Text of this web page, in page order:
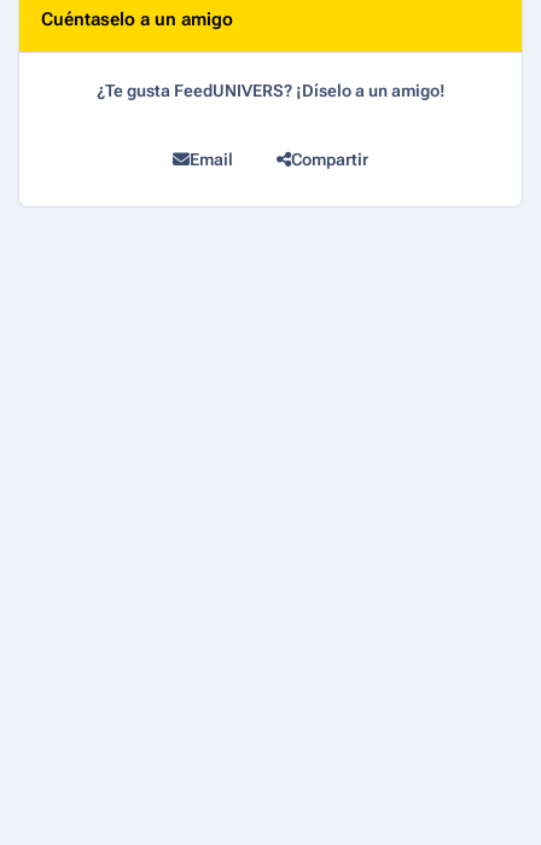
Cuéntaselo a un amigo
¿Te gusta FeedUNIVERS? ¡Díselo a un amigo!
Email Compartir